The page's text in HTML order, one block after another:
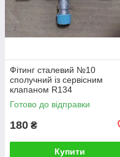
Фітинг сталевий №10
сполучний із сервісним
клапаном R134
Готово до відправки
180 ₴
Купити